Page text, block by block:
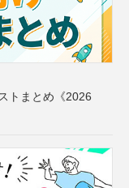
トまとめ《2026